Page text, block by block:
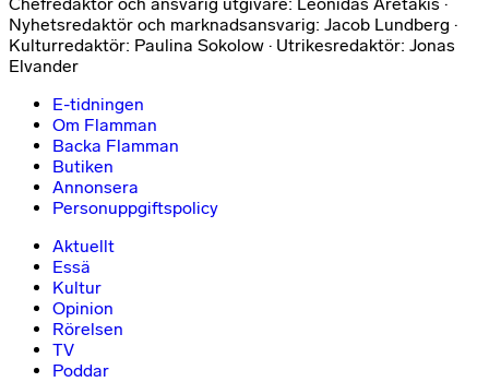
Nyhetsredaktör och marknadsansvarig: Jacob Lundberg ·
Kulturredaktör: Paulina Sokolow · Utrikesredaktör: Jonas
Elvander
E-tidningen
Om Flamman
Backa Flamman
Butiken
Annonsera
Personuppgiftspolicy
Aktuellt
Essä
Kultur
Opinion
Rörelsen
TV
Poddar